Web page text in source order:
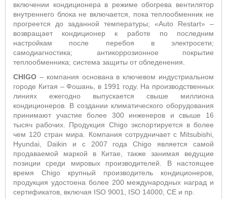
включении кондиционера в режиме обогрева вентилятор
внутреннего блока не включается, пока теплообменник не
прогреется до заданной температуры; «Auto Restart» –
возвращает кондиционер к работе по последним
настройкам после перебоя в электросети;
самодиагностика; антикоррозионное покрытие
теплообменника; система защиты от обледенения.
CHIGO – компания основана в ключевом индустриальном
городе Китая – Фошань, в 1991 году. На производственных
линиях ежегодно выпускается свыше миллиона
кондиционеров. В создании климатического оборудования
принимают участие более 300 инженеров и свыше 16
тысяч рабочих. Продукция Chigo экспортируется в более
чем 120 стран мира. Компания сотрудничает с Mitsubishi,
Hyundai, Daikin и с 2007 годаChigo
является самой
продаваемой маркой в Китае, также занимая ведущие
позиции среди мировых производителей. В настоящее
время Chigo
крупный производитель кондиционеров,
продукция удостоена более 200 международных наград и
сертификатов, включая ISO 9001, ISO 14000, CE и пр.